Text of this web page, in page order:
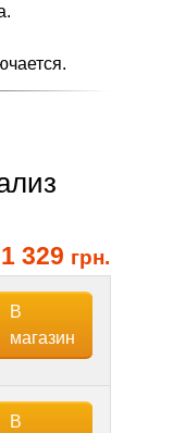
1 329 грн.
В
магазин
В